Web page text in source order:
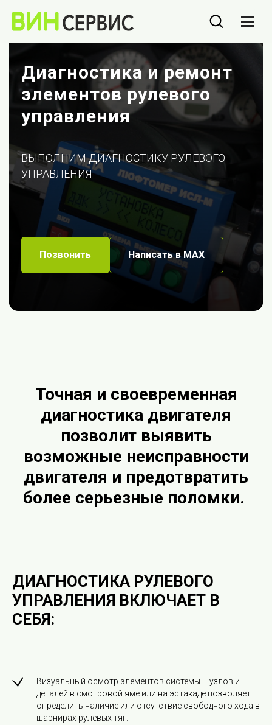
Диагностика и ремонт
элементов рулевого
управления
ВЫПОЛНИМ ДИАГНОСТИКУ РУЛЕВОГО
УПРАВЛЕНИЯ
Позвонить Написать в МАХ
Точная и своевременная
диагностика двигателя
позволит выявить
возможные неисправности
двигателя и предотвратить
более серьезные поломки.
ДИАГНОСТИКА РУЛЕВОГО
УПРАВЛЕНИЯ ВКЛЮЧАЕТ В
СЕБЯ:
Визуальный осмотр элементов системы – узлов и
деталей в смотровой яме или на эстакаде позволяет
определить наличие или отсутствие свободного хода в
шарнирах рулевых тяг.